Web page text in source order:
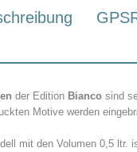
der Edition Bianco sind
Motive werden
mit den Volumen 0,5 ltr.